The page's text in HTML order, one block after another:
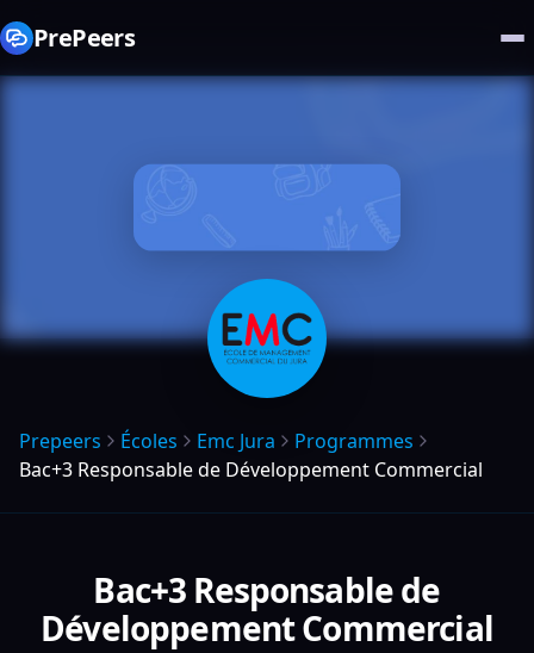
PrePeers
Prepeers Écoles Emc Jura
Programmes
Bac+3 Responsable de Développement Commercial
Bac+3 Responsable de
Développement Commercial